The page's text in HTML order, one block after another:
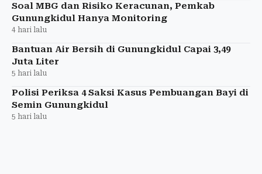
Soal MBG dan Risiko Keracunan, Pemkab
Gunungkidul Hanya Monitoring
4 hari lalu
Bantuan Air Bersih di Gunungkidul Capai 3,49
Juta Liter
5 hari lalu
Polisi Periksa 4 Saksi Kasus Pembuangan Bayi di
Semin Gunungkidul
5 hari lalu